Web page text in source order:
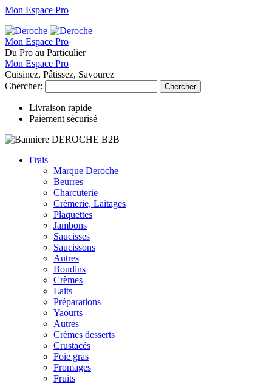
Mon Espace Pro
Mon Espace Pro
Du Pro au Particulier
Mon Espace Pro
Cuisinez, Pâtissez, Savourez
Chercher:
Chercher
Livraison rapide
Paiement sécurisé
Frais
Marque Deroche
Beurres
Charcuterie
Crèmerie, Laitages
Plaquettes
Jambons
Saucisses
Saucissons
Autres
Boudins
Crèmes
Laits
Préparations
Yaourts
Autres
Crèmes desserts
Crustacés
Foie gras
Fromages
Fruits